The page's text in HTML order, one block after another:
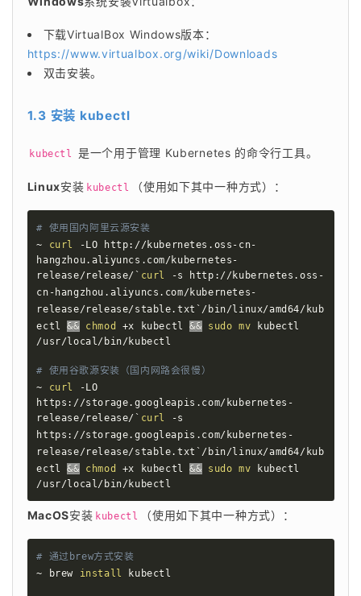
下载VirtualBox Windows版本：
https://www.virtualbox.org/wiki/Downloads
双击安装。
1.3 安装 kubectl
kubectl 是一个用于管理 Kubernetes 的命令行工具。
Linux安装 kubectl （使用如下其中一种方式）：
# 使用国内阿里云源安装
~
curl
-LO http://kubernetes.oss-cn-
hangzhou.aliyuncs.com/kubernetes-
release/release/ ` curl
-s http://kubernetes.oss-
cn-hangzhou.aliyuncs.com/kubernetes-
release/release/stable.txt ` /bin/linux/amd64/kub
ectl && chmod +x kubectl && sudo mv kubectl
/usr/local/bin/kubectl
# 使用谷歌源安装（国内网路会很慢）
~
curl
-LO
https://storage.googleapis.com/kubernetes-
release/release/ ` curl
-s
https://storage.googleapis.com/kubernetes-
release/release/stable.txt ` /bin/linux/amd64/kub
ectl && chmod +x kubectl && sudo mv kubectl
/usr/local/bin/kubectl
MacOS安装 kubectl （使用如下其中一种方式）：
# 通过brew方式安装
~ brew
install kubectl